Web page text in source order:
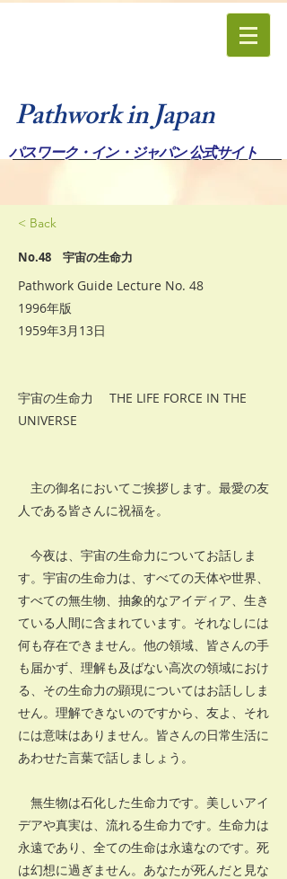
Pathwork in Japan
パスワーク・イン・ジャパン 公式サイト
< Back
No.48 宇宙の生命力
Pathwork Guide Lecture No. 48
1996年版
1959年3月13日
宇宙の生命力 THE LIFE FORCE IN THE
UNIVERSE
主の御名においてご挨拶します。最愛の友
人である皆さんに祝福を。
今夜は、宇宙の生命力についてお話しま
す。宇宙の生命力は、すべての天体や世界、
すべての無生物、抽象的なアイディア、生き
ている人間に含まれています。それなしには
何も存在できません。他の領域、皆さんの手
も届かず、理解も及ばない高次の領域におけ
る、その生命力の顕現についてはお話ししま
せん。理解できないのですから、友よ、それ
には意味はありません。皆さんの日常生活に
あわせた言葉で話しましょう。
無生物は石化した生命力です。美しいアイ
デアや真実は、流れる生命力です。生命力は
永遠であり、全ての生命は永遠なのです。死
は幻想に過ぎません。あなたが死んだと見な